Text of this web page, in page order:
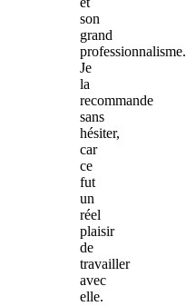
son
grand
professionnalisme.
Je
la
recommande
sans
hésiter,
car
ce
fut
un
réel
plaisir
de
travailler
avec
elle.